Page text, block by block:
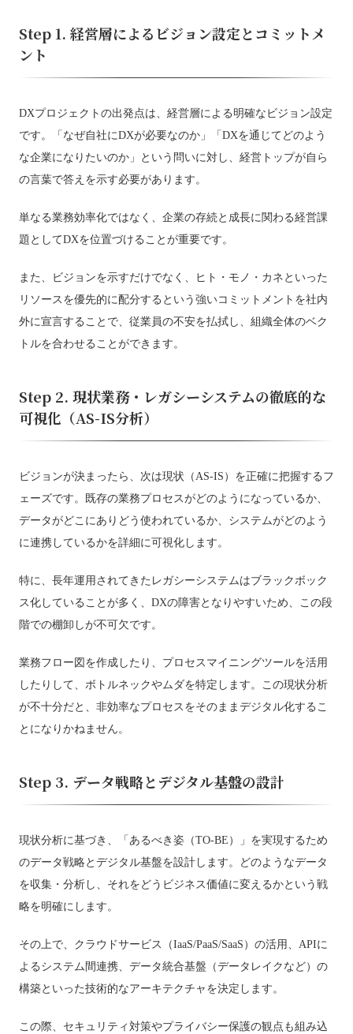
Step 1. 経営層によるビジョン設定とコミットメ
ント
DXプロジェクトの出発点は、経営層による明確なビジョン設定
です。「なぜ自社にDXが必要なのか」「DXを通じてどのよう
な企業になりたいのか」という問いに対し、経営トップが自ら
の言葉で答えを示す必要があります。
単なる業務効率化ではなく、企業の存続と成長に関わる経営課
題としてDXを位置づけることが重要です。
また、ビジョンを示すだけでなく、ヒト・モノ・カネといった
リソースを優先的に配分するという強いコミットメントを社内
外に宣言することで、従業員の不安を払拭し、組織全体のベク
トルを合わせることができます。
Step 2. 現状業務・レガシーシステムの徹底的な
可視化（AS-IS分析）
ビジョンが決まったら、次は現状（AS-IS）を正確に把握するフ
ェーズです。既存の業務プロセスがどのようになっているか、
データがどこにありどう使われているか、システムがどのよう
に連携しているかを詳細に可視化します。
特に、長年運用されてきたレガシーシステムはブラックボック
ス化していることが多く、DXの障害となりやすいため、この段
階での棚卸しが不可欠です。
業務フロー図を作成したり、プロセスマイニングツールを活用
したりして、ボトルネックやムダを特定します。この現状分析
が不十分だと、非効率なプロセスをそのままデジタル化するこ
とになりかねません。
Step 3. データ戦略とデジタル基盤の設計
現状分析に基づき、「あるべき姿（TO-BE）」を実現するため
のデータ戦略とデジタル基盤を設計します。どのようなデータ
を収集・分析し、それをどうビジネス価値に変えるかという戦
略を明確にします。
その上で、クラウドサービス（IaaS/PaaS/SaaS）の活用、APIに
よるシステム間連携、データ統合基盤（データレイクなど）の
構築といった技術的なアーキテクチャを決定します。
この際、セキュリティ対策やプライバシー保護の観点も組み込